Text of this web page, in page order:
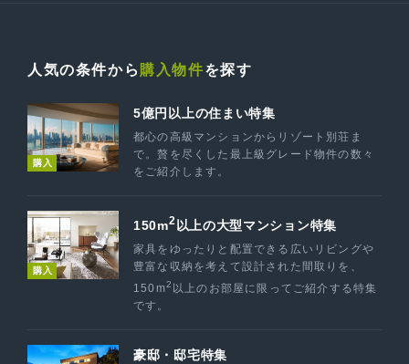
人気の条件から 購入物件を探す
購入
5億円以上の住まい特集
都心の高級マンションからリゾート別荘ま
で。贅を尽くした最上級グレード物件の数々
をご紹介します。
購入
150m2 以上の大型マンション特集
家具をゆったりと配置できる広いリビングや
豊富な収納を考えて設計された間取りを、
150m2 以上のお部屋に限ってご紹介する特集
です。
豪邸・邸宅特集